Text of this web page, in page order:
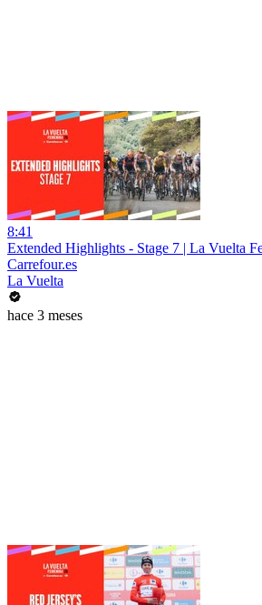
8:41
Extended Highlights - Stage 7 | La Vuelta
Carrefour.es
La Vuelta
hace 3 meses